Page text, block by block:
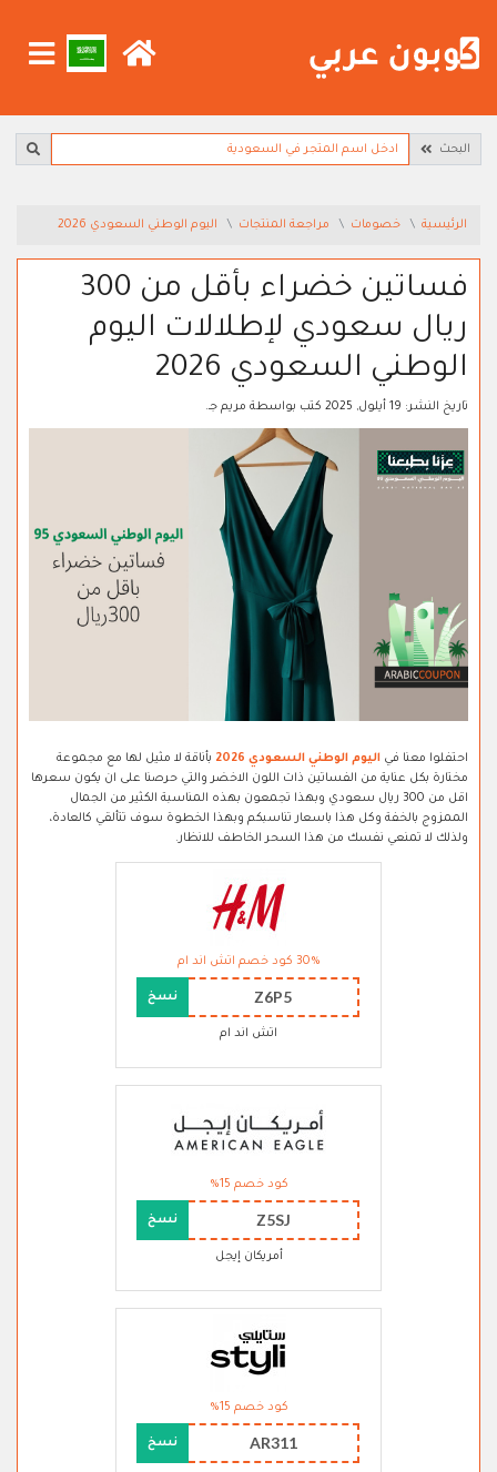
البحث
الرئيسية خصومات مراجعة المنتجات اليوم الوطني السعودي 2026
فساتين خضراء بأقل من 300
ريال سعودي لإطلالات اليوم
الوطني السعودي 2026
تاريخ النشر: 19 أيلول, 2025 كتب بواسطة مريم جـ.
احتفلوا معنا في اليوم الوطني السعودي 2026
بأناقة لا مثيل لها مع مجموعة
مختارة بكل عناية من الفساتين ذات اللون الاخضر والتي حرصنا على ان يكون سعرها
اقل من 300 ريال سعودي وبهذا تجمعون بهذه المناسبة الكثير من الجمال
الممزوج بالخفة وكل هذا باسعار تناسبكم وبهذا الخطوة سوف تتألقي كالعادة،
ولذلك لا تمنعي نفسك من هذا السحر الخاطف للانظار.
30% كود خصم اتش اند ام
Z6P5 نسخ
اتش اند ام
كود خصم 15%
Z5SJ نسخ
أمريكان إيجل
كود خصم 15%
AR311 نسخ